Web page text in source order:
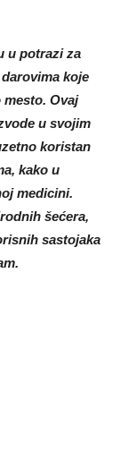
u potrazi za
koje
mesto. Ovaj
u svojim
koristan
kako u
medicini.
šećera,
sastojaka